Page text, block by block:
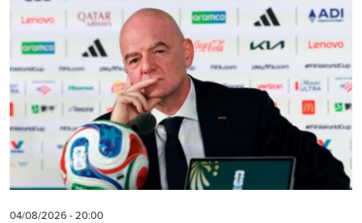
04/08/2026 - 20:00